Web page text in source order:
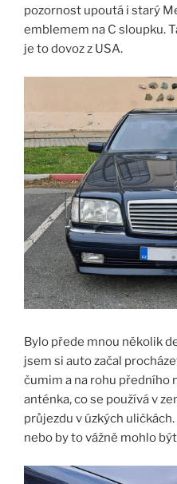
pozornost upoutá i starý
emblemem na C sloupku.
je to dovoz z USA.
Bylo přede mnou několik
jsem si auto začal
čumim a na rohu předního
anténka, co se používá v
průjezdu v úzkých
nebo by to vážně mohlo